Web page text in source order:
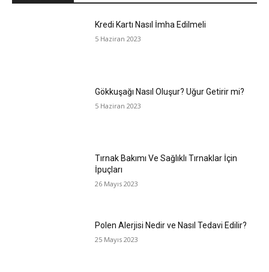
Kredi Kartı Nasıl İmha Edilmeli
5 Haziran 2023
Gökkuşağı Nasıl Oluşur? Uğur Getirir mi?
5 Haziran 2023
Tırnak Bakımı Ve Sağlıklı Tırnaklar İçin
İpuçları
26 Mayıs 2023
Polen Alerjisi Nedir ve Nasıl Tedavi Edilir?
25 Mayıs 2023